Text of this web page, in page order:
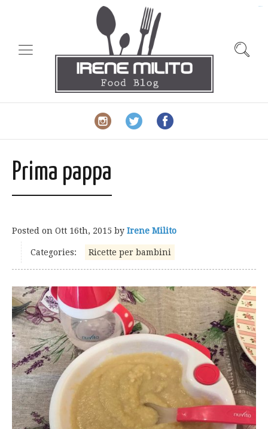
Prima pappa
Posted on Ott 16th, 2015 by Irene Milito
Categories: Ricette per bambini